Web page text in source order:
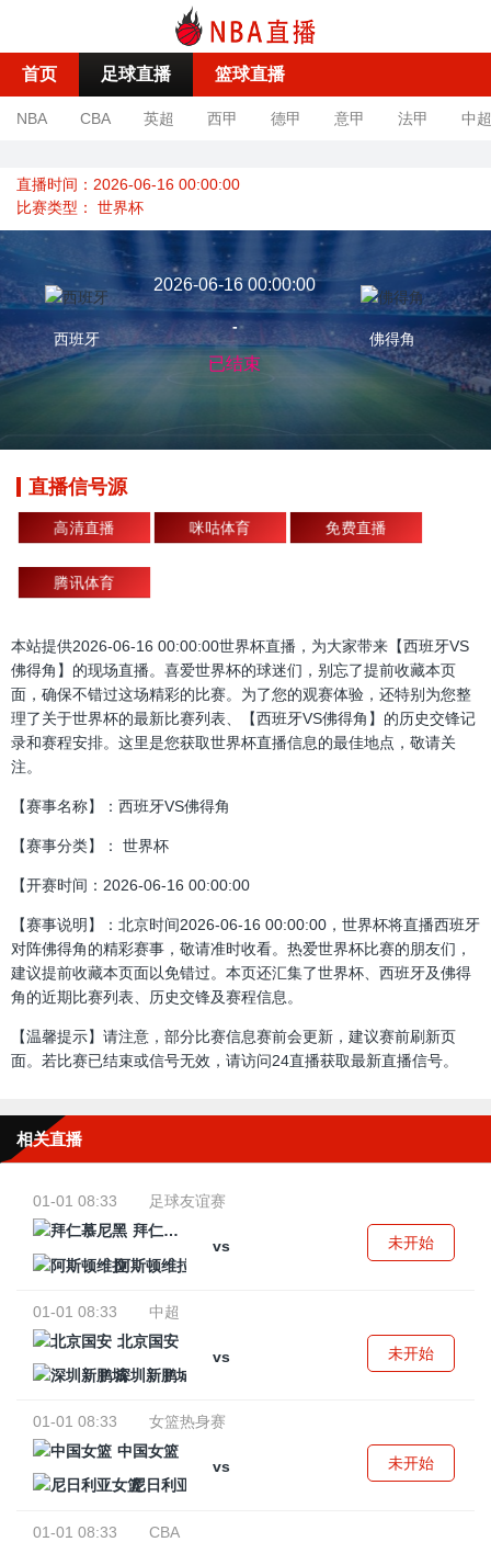
首页 足球直播 篮球直播
NBA CBA 英超 西甲 德甲 意甲 法甲 中超
直播时间：2026-06-16 00:00:00
比赛类型： 世界杯
西班牙
2026-06-16 00:00:00
-
已结束
佛得角
直播信号源
高清直播 咪咕体育 免费直播
腾讯体育
本站提供2026-06-16 00:00:00世界杯直播，为大家带来【西班牙VS
佛得角】的现场直播。喜爱世界杯的球迷们，别忘了提前收藏本页
面，确保不错过这场精彩的比赛。为了您的观赛体验，还特别为您整
理了关于世界杯的最新比赛列表、【西班牙VS佛得角】的历史交锋记
录和赛程安排。这里是您获取世界杯直播信息的最佳地点，敬请关
注。
【赛事名称】：西班牙VS佛得角
【赛事分类】： 世界杯
【开赛时间：2026-06-16 00:00:00
【赛事说明】：北京时间2026-06-16 00:00:00，世界杯将直播西班牙
对阵佛得角的精彩赛事，敬请准时收看。热爱世界杯比赛的朋友们，
建议提前收藏本页面以免错过。本页还汇集了世界杯、西班牙及佛得
角的近期比赛列表、历史交锋及赛程信息。
【温馨提示】请注意，部分比赛信息赛前会更新，建议赛前刷新页
面。若比赛已结束或信号无效，请访问24直播获取最新直播信号。
相关直播
01-01 08:33
足球友谊赛
拜仁慕尼黑
vs
阿斯顿维拉
未开始
01-01 08:33
中超
北京国安
vs
深圳新鹏城
未开始
01-01 08:33
女篮热身赛
中国女篮
vs
尼日利亚女篮
未开始
01-01 08:33
CBA